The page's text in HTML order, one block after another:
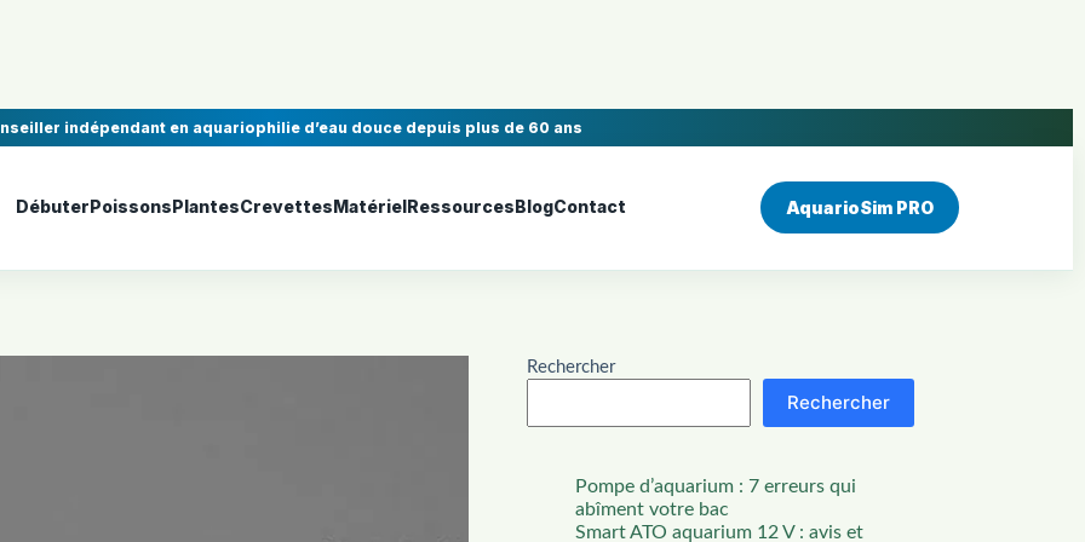
indépendant en aquariophilie d’eau douce depuis plus de 60 ans
DébuterPoissonsPlantesCrevettesMatérielRessourcesBlogContact AquarioSim PRO
Rechercher
Rechercher
Pompe d’aquarium : 7 erreurs qui
abîment votre bac
Smart ATO aquarium 12 V : avis et